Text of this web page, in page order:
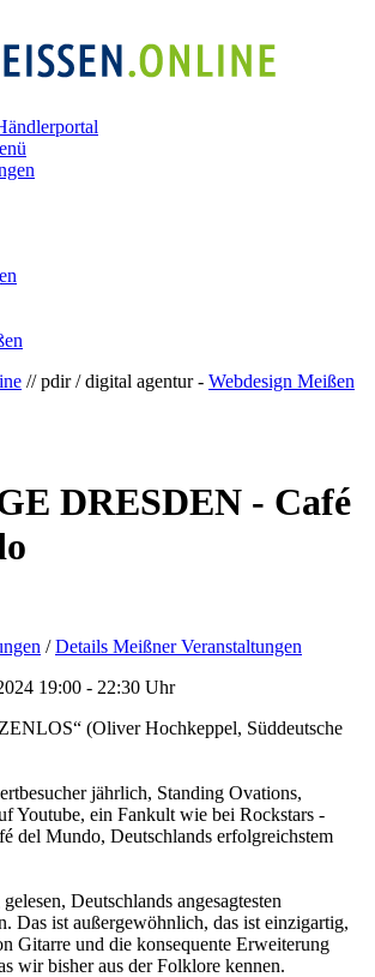
// pdir / digital agentur - Webdesign Meißen
DRESDEN - Café
/ Details Meißner Veranstaltungen
19:00 - 22:30 Uhr
(Oliver Hochkeppel, Süddeutsche
jährlich, Standing Ovations,
Youtube, ein Fankult wie bei Rockstars -
del Mundo, Deutschlands erfolgreichstem
Deutschlands angesagtesten
Das ist außergewöhnlich, das ist einzigartig,
Gitarre und die konsequente Erweiterung
wir bisher aus der Folklore kennen.